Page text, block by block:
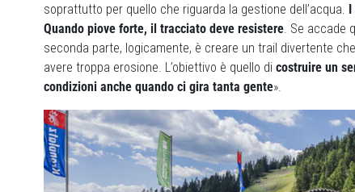
soprattutto per quello che riguarda la gestione dell’acqua.
Quando piove forte, il tracciato deve resistere. Se accade
seconda parte, logicamente, è creare un trail divertente
avere troppa erosione. L’obiettivo è quello di costruire un
condizioni anche quando ci gira tanta gente».